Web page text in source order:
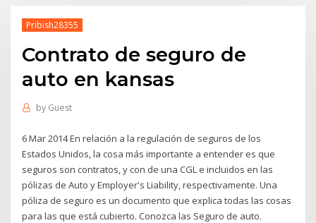
Pribish28355
Contrato de seguro de
auto en kansas
by Guest
6 Mar 2014 En relación a la regulación de seguros de los
Estados Unidos, la cosa más importante a entender es que
seguros son contratos, y con de una CGL e incluidos en las
pólizas de Auto y Employer's Liability, respectivamente. Una
póliza de seguro es un documento que explica todas las cosas
para las que está cubierto. Conozca las Seguro de auto.